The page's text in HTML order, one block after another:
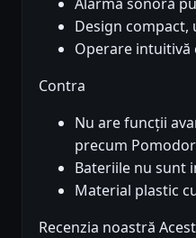
Design
Operare intuitivă
Contra
Nu are funcții
precum
Bateriile nu sunt
Material plastic
Recenzia noastră